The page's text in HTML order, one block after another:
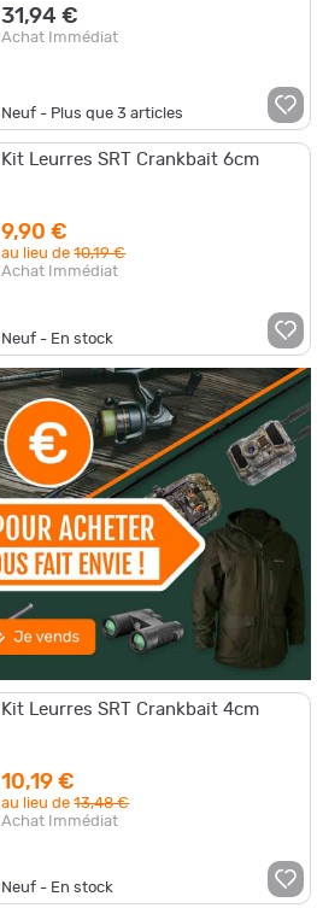
31,94 €
Achat Immédiat
Neuf - Plus que3 articles
Kit Leurres SRT Crankbait 6cm
9,90 €
au lieu de10,19 €
Achat Immédiat
Neuf - En stock
Kit Leurres SRT Crankbait 4cm
10,19 €
au lieu de13,48 €
Achat Immédiat
Neuf - En stock